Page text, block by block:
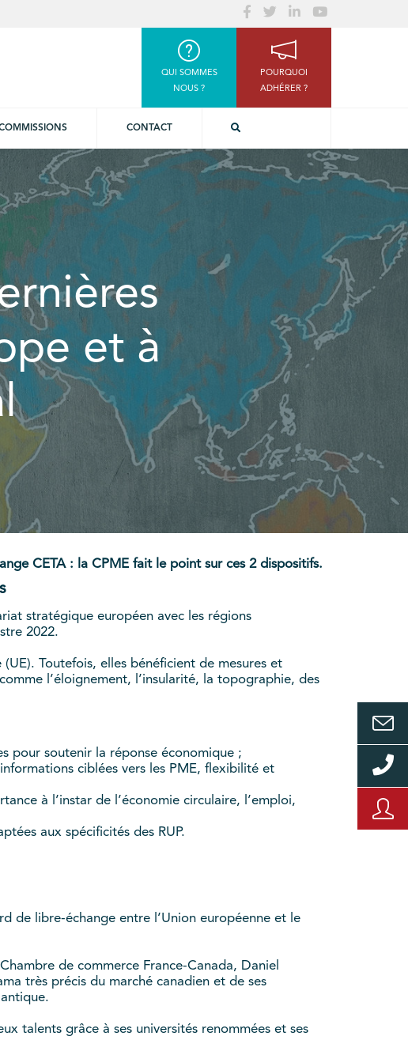
QUI SOMMES
NOUS ?
POURQUOI
ADHÉRER ?
CONTACT
et à
CETA : la CPME fait le point sur ces 2 dispositifs.
stratégique européen avec les régions
2022.
Toutefois, elles bénéficient de mesures et
l’éloignement, l’insularité, la topographie, des
pour soutenir la réponse économique ;
ciblées vers les PME, flexibilité et
à l’instar de l’économie circulaire, l’emploi,
aux spécificités des RUP.
de libre-échange entre l’Union européenne et le
de commerce France-Canada, Daniel
très précis du marché canadien et de ses
talents grâce à ses universités renommées et ses